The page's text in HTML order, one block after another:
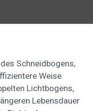
Schneidbogens,
Weise
Lichtbogens,
Lebensdauer